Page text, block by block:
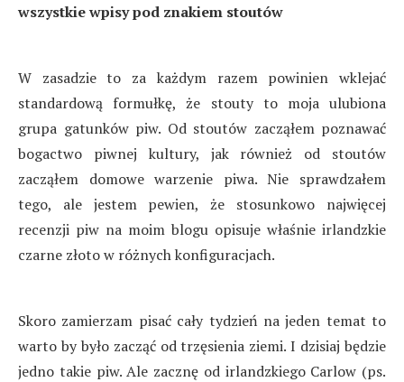
wszystkie wpisy pod znakiem stoutów
W zasadzie to za każdym razem powinien wklejać
standardową formułkę, że stouty to moja ulubiona
grupa gatunków piw. Od stoutów zacząłem poznawać
bogactwo piwnej kultury, jak również od stoutów
zacząłem domowe warzenie piwa. Nie sprawdzałem
tego, ale jestem pewien, że stosunkowo najwięcej
recenzji piw na moim blogu opisuje właśnie irlandzkie
czarne złoto w różnych konfiguracjach.
Skoro zamierzam pisać cały tydzień na jeden temat to
warto by było zacząć od trzęsienia ziemi. I dzisiaj będzie
jedno takie piw. Ale zacznę od irlandzkiego Carlow (ps.